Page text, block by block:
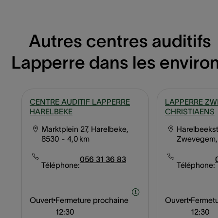
Autres centres auditifs
Lapperre dans les
CENTRE AUDITIF LAPPERRE
HARELBEKE
Marktplein 27, Harelbeke,
8530 - 4,0 km
Téléphone:
056 31 36 83
Ouvert Fermeture prochaine
12:30
LAPPERRE
CHRISTIAENS
Téléphone:
Ouvert
12:30